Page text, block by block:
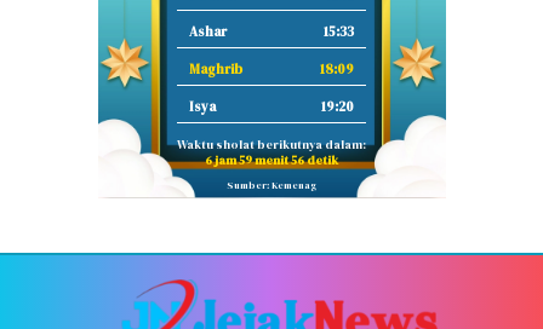
Ashar 15:33
Maghrib 18:09
Isya 19:20
Waktu sholat berikutnya dalam:
6 jam 59 menit 55 detik
Sumber: Kemenag